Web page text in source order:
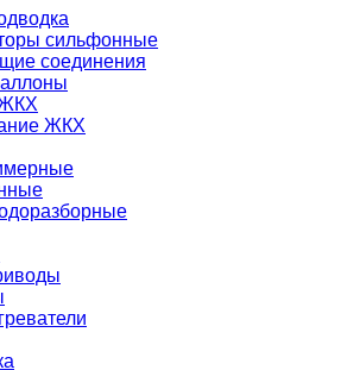
сильфонные
соединения
ЖКХ